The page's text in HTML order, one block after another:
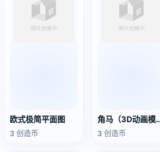
欧式极简平面图
3 创造币
角马（
3 创造币